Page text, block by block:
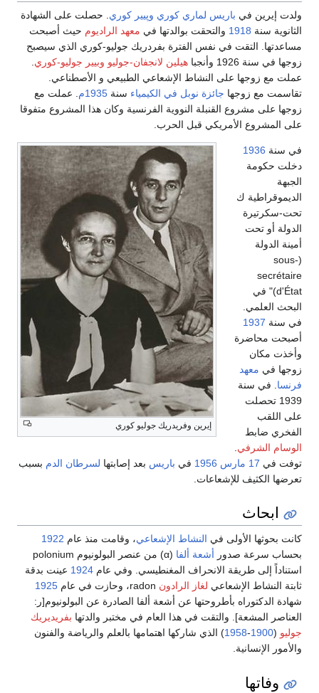
ولدت إيرين في باريس لماري كوري وپيير كوري . حصلت على الشهادة
الثانوية سنة 1918 والتحقت بوالدتها في معهد الراديوم حيث أصبحت
مساعدتها. التقت في نفس الفترة بفردريك جوليو-كوري الذي سيصبح
زوجها في سنة 1926 وأنجبا
هيلين لانجفان-جوليو وبيير جوليو-كوري
عملت مع زوجها على النشاط الإشعاعي الطبيعي و الأصطناعي.
تقاسمت مع زوجها جائزة نوبل في الكيمياء سنة 1935م
. عملت مع
زوجها على مشروع القنبلة النووية الفرنسية وكان هذا المشروع متفوقا
على المشروع الأمريكي قبل الحرب.
إيرين وفريدريك جوليو كوري
في سنة 1936
دخلت حكومة
الجبهة
الديموقراطية ك
تحت-سكرتيرة
الدولة أو تحت
أمينة الدولة
(sous-
secrétaire
d'État)" في
البحث العلمي.
في سنة 1937
أصبحت محاضرة
وأخذت مكان
زوجها في معهد
فرنسا . في سنة
1939 تحصلت
على اللقب
الفخري ضابط
الوسام الشرفي
توفت في 17 مارس 1956 في باريس بعد إصابتها لسرطان الدم بسبب
تعرضها الكثيف للإشعاعات.
ابحاث
كانت بحوثها الأولى في النشاط الإشعاعي، وقامت منذ عام 1922
بحساب سرعة صدور أشعة ألفا
(α) من عنصر البولونيوم polonium
استناداً إلى طريقة الانحراف المغنطيسي. وفي عام 1924 عينت بدقة
ثابتة النشاط الإشعاعي لغاز الرادون
1925
شهادة الدكتوراه بأطروحتها عن أشعة ألفا الصادرة عن البولونيوم[ر:
العناصر المشعة]. والتقت في هذا العام في مختبر والدتها بفريديريك
جوليو (
1900
-
1958) الذي شاركها اهتمامها بالعلم والرياضة والفنون
والأمور الإنسانية.
وفاتها